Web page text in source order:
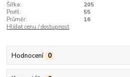
Šířka:
205
Profil:
55
Průměr:
16
Hlídat cenu / dostupnost
Hodnocení 0